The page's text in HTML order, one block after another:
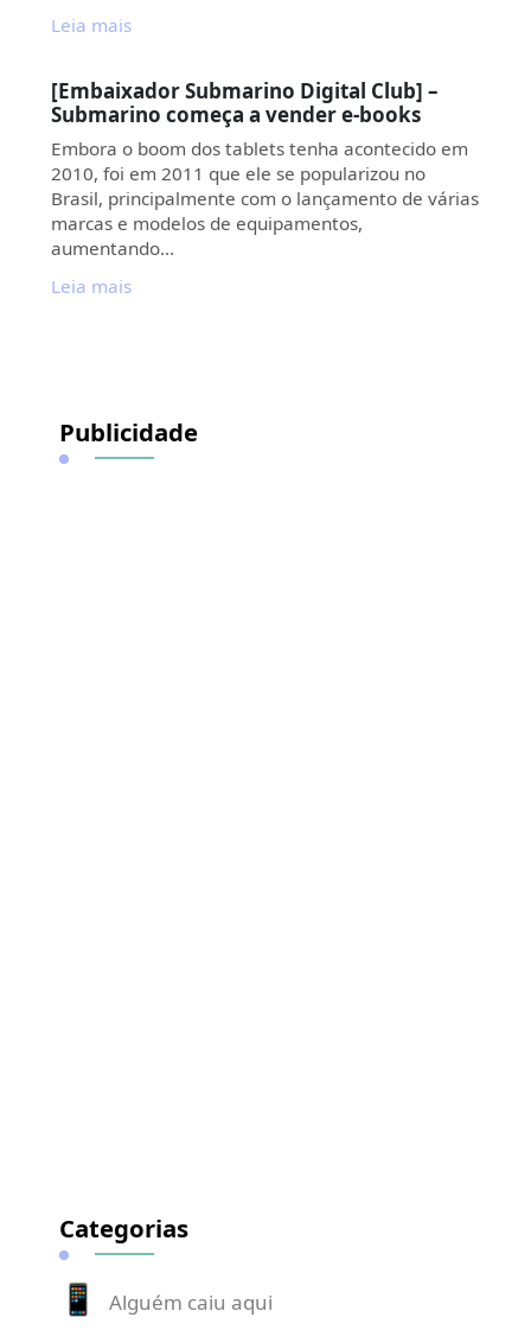
Leia mais
[Embaixador Submarino Digital Club] –
Submarino começa a vender e-books
Embora o boom dos tablets tenha acontecido em
2010, foi em 2011 que ele se popularizou no
Brasil, principalmente com o lançamento de várias
marcas e modelos de equipamentos,
aumentando…
Leia mais
Publicidade
Categorias
Alguém caiu aqui